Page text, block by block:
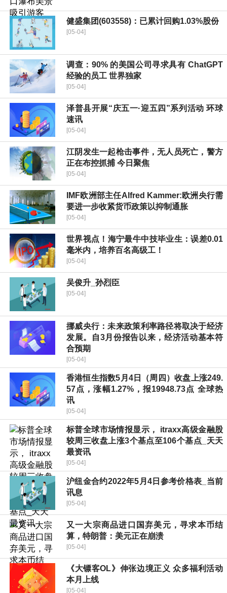
健盛集团(603558)：已累计回购1.03%股份
[05-04]
调查：90% 的美国公司寻求具有 ChatGPT
经验的员工 世界独家
[05-04]
泽普县开展“庆五一·迎五四”系列活动 环球
速讯
[05-04]
江阴发生一起枪击事件，无人员死亡，警方
正在布控抓捕 今日聚焦
[05-04]
IMF欧洲部主任Alfred Kammer:欧洲央行需
要进一步收紧货币政策以抑制通胀
[05-04]
世界视点！海宁最牛中技毕业生：误差0.01
毫米内，培养百名高级工！
[05-04]
吴俊升_孙烈臣
[05-04]
挪威央行：未来政策利率路径将取决于经济
发展。自3月份报告以来，经济活动基本符
合预期
[05-04]
香港恒生指数5月4日（周四）收盘上涨249.
57点，涨幅1.27%，报19948.73点 全球热
讯
[05-04]
标普全球市场情报显示， itraxx高级金融股
较周三收盘上涨3个基点至106个基点_天天
最资讯
[05-04]
沪纽金合约2022年5月4日参考价格表_当前
讯息
[05-04]
又一大宗商品进口国弃美元，寻求本币结
算，特朗普：美元正在崩溃
[05-04]
《大镖客OL》伸张边境正义 众多福利活动
本月上线
[05-04]